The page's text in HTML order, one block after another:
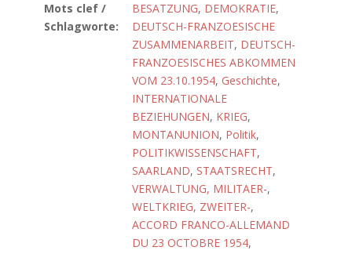
Mots clef /
Schlagworte:
BESATZUNG, DEMOKRATIE,
DEUTSCH-FRANZOESISCHE
ZUSAMMENARBEIT, DEUTSCH-
FRANZOESISCHES ABKOMMEN
VOM 23.10.1954, Geschichte,
INTERNATIONALE
BEZIEHUNGEN, KRIEG,
MONTANUNION, Politik,
POLITIKWISSENSCHAFT,
SAARLAND, STAATSRECHT,
VERWALTUNG, MILITAER-,
WELTKRIEG, ZWEITER-,
ACCORD FRANCO-ALLEMAND
DU 23 OCTOBRE 1954,